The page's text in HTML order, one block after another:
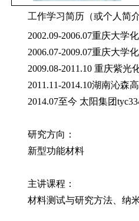
工作学习简历（或个人简介
2002.09-2006.07重庆大学
2006.07-2009.07重庆大学
2009.08-2011.10 重庆紫
2011.11-2014.10湖南沁森
2014.07至今 太阳集团
研究方向：
新型功能材料
主讲课程：
材料测试与研究方法、纳